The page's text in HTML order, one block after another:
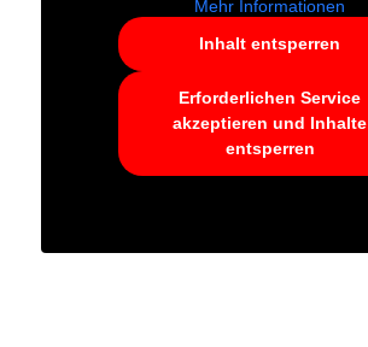
Mehr Informationen
Inhalt entsperren
Erforderlichen Service
akzeptieren und Inhalte
entsperren